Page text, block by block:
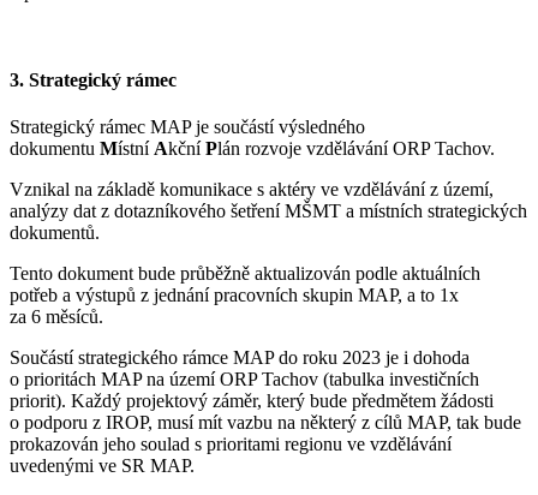
3. Strategický rámec
Strategický rámec MAP je součástí výsledného
dokumentu Místní Akční Plán rozvoje vzdělávání ORP Tachov.
Vznikal na základě komunikace s aktéry ve vzdělávání z území,
analýzy dat z dotazníkového šetření MŠMT a místních strategických
dokumentů.
Tento dokument bude průběžně aktualizován podle aktuálních
potřeb a výstupů z jednání pracovních skupin MAP, a to 1x
za 6 měsíců.
Součástí strategického rámce MAP do roku 2023 je i dohoda
o prioritách MAP na území ORP Tachov (tabulka investičních
priorit). Každý projektový záměr, který bude předmětem žádosti
o podporu z IROP, musí mít vazbu na některý z cílů MAP, tak bude
prokazován jeho soulad s prioritami regionu ve vzdělávání
uvedenými ve SR MAP.